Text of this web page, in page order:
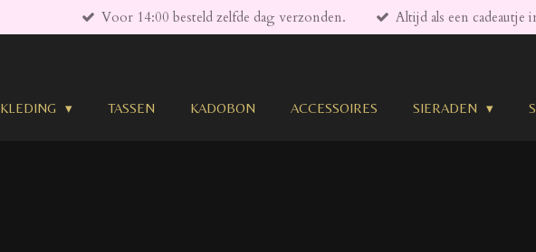
Voor 14:00 besteld zelfde dag verzonden. Altijd als een cadeautje
KLEDING TASSEN KADOBON ACCESSOIRES SIERADEN